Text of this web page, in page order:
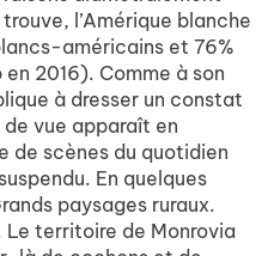
l’Amérique blanche
américains et 76%
2016). Comme à son
à dresser un constat
vue apparaît en
de scènes du quotidien
En quelques
paysages ruraux.
Le territoire de Monrovia